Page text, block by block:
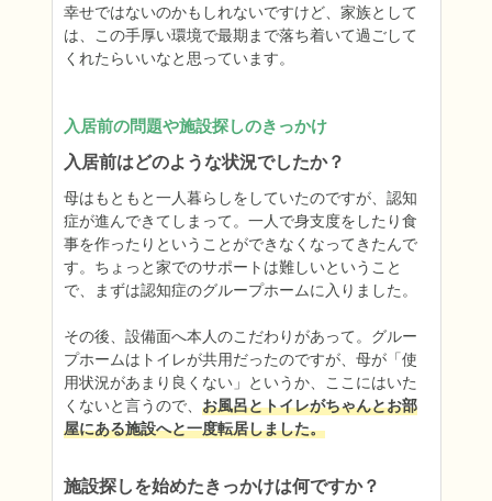
幸せではないのかもしれないですけど、家族として
は、この手厚い環境で最期まで落ち着いて過ごして
くれたらいいなと思っています。
入居前の問題や施設探しのきっかけ
入居前はどのような状況でしたか？
母はもともと一人暮らしをしていたのですが、認知
症が進んできてしまって。一人で身支度をしたり食
事を作ったりということができなくなってきたんで
す。ちょっと家でのサポートは難しいということ
で、まずは認知症のグループホームに入りました。
その後、設備面へ本人のこだわりがあって。グルー
プホームはトイレが共用だったのですが、母が「使
用状況があまり良くない」というか、ここにはいた
くないと言うので、 お風呂とトイレがちゃんとお部
屋にある施設へと一度転居しました。
施設探しを始めたきっかけは何ですか？